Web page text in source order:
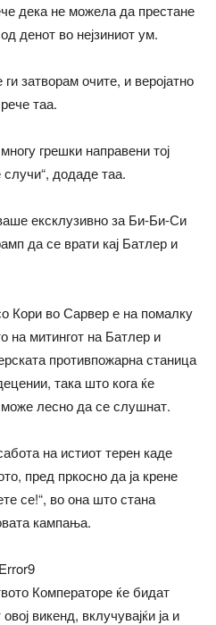
дека не можела да престане
денот во нејзиниот ум.
ги затворам очите, и веројатно
таа.
грешки направени тој
додаде таа.
ексклузивно за Би-Би-Си
да се врати кај Батлер и
Кори во Сарвер е на помалку
на митингот на Батлер и
противпожарна станица
така што кога ќе
може лесно да се слушнат.
на истиот терен каде
пред пркосно да ја крене
се!“, во она што стана
кампања.
Error9
Комператоре ќе бидат
викенд, вклучувајќи ја и